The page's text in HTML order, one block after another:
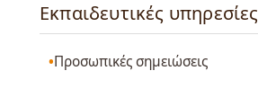
Εκπαιδευτικές υπηρεσίες
Προσωπικές σημειώσεις